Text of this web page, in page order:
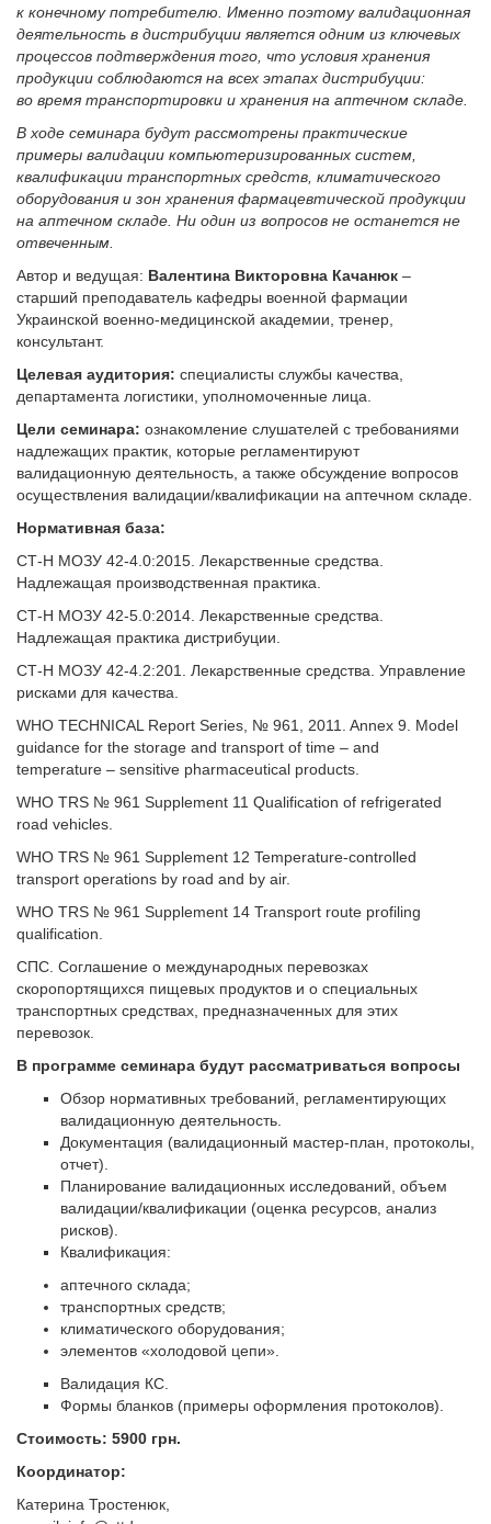
к конечному потребителю. Именно поэтому валидационная
деятельность в дистрибуции является одним из ключевых
процессов подтверждения того, что условия хранения
продукции соблюдаются на всех этапах дистрибуции:
во время транспортировки и хранения на аптечном складе.
В ходе семинара будут рассмотрены практические
примеры валидации компьютеризированных систем,
квалификации транспортных средств, климатического
оборудования и зон хранения фармацевтической продукции
на аптечном складе. Ни один из вопросов не останется не
отвеченным.
Автор и ведущая: Валентина Викторовна Качанюк –
старший преподаватель кафедры военной фармации
Украинской военно-медицинской академии, тренер,
консультант.
Целевая аудитория: специалисты службы качества,
департамента логистики, уполномоченные лица.
Цели семинара: ознакомление слушателей с требованиями
надлежащих практик, которые регламентируют
валидационную деятельность, а также обсуждение вопросов
осуществления валидации/квалификации на аптечном складе.
Нормативная база:
СТ-Н МОЗУ 42-4.0:2015. Лекарственные средства.
Надлежащая производственная практика.
СТ-Н МОЗУ 42-5.0:2014. Лекарственные средства.
Надлежащая практика дистрибуции.
СТ-Н МОЗУ 42-4.2:201. Лекарственные средства. Управление
рисками для качества.
WHO TECHNICAL Report Series, № 961, 2011. Annex 9. Model
guidance for the storage and transport of time – and
temperature – sensitive pharmaceutical products.
WHO TRS № 961 Supplement 11 Qualification of refrigerated
road vehicles.
WHO TRS № 961 Supplement 12 Temperature-controlled
transport operations by road and by air.
WHO TRS № 961 Supplement 14 Transport route profiling
qualification.
СПС. Соглашение о международных перевозках
скоропортящихся пищевых продуктов и о специальных
транспортных средствах, предназначенных для этих
перевозок.
В программе семинара будут рассматриваться вопросы
Обзор нормативных требований, регламентирующих
валидационную деятельность.
Документация (валидационный мастер-план, протоколы,
отчет).
Планирование валидационных исследований, объем
валидации/квалификации (оценка ресурсов, анализ
рисков).
Квалификация:
аптечного склада;
транспортных средств;
климатического оборудования;
элементов «холодовой цепи».
Валидация КС.
Формы бланков (примеры оформления протоколов).
Стоимость: 5900 грн.
Координатор:
Катерина Тростенюк,